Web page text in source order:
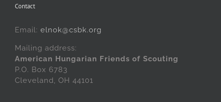
Contact
Email: elnok@csbk.org
Mailing address:
American Hungarian Friends of Scouting
P.O. Box 6783
Cleveland, OH 44101